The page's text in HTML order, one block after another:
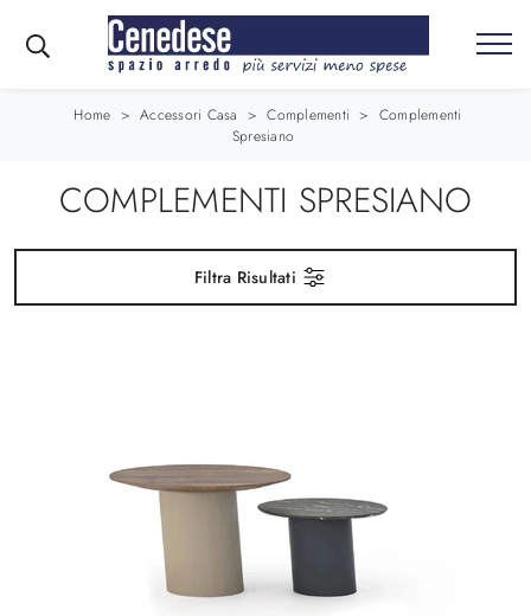
Home > Accessori Casa > Complementi > Complementi
Spresiano
COMPLEMENTI SPRESIANO
Filtra Risultati